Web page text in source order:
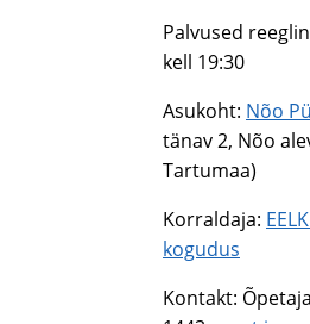
Palvused
kell 19:30
Asukoht: Nõo
tänav 2, Nõo
Tartumaa)
Korraldaja:
kogudus
Kontakt: